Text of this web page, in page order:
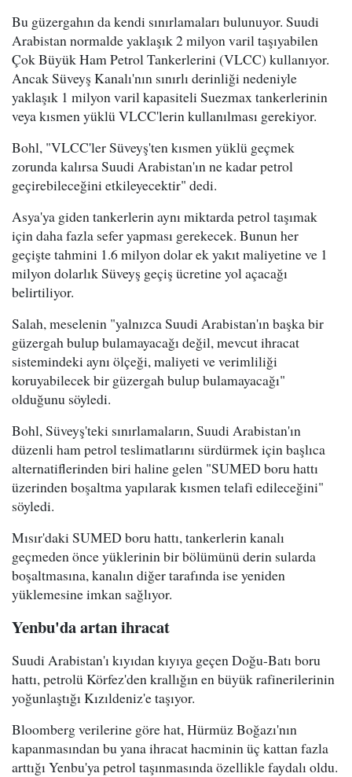
Bu güzergahın da kendi sınırlamaları bulunuyor. Suudi
Arabistan normalde yaklaşık 2 milyon varil taşıyabilen
Çok Büyük Ham Petrol Tankerlerini (VLCC) kullanıyor.
Ancak Süveyş Kanalı'nın sınırlı derinliği nedeniyle
yaklaşık 1 milyon varil kapasiteli Suezmax tankerlerinin
veya kısmen yüklü VLCC'lerin kullanılması gerekiyor.
Bohl, "VLCC'ler Süveyş'ten kısmen yüklü geçmek
zorunda kalırsa Suudi Arabistan'ın ne kadar petrol
geçirebileceğini etkileyecektir" dedi.
Asya'ya giden tankerlerin aynı miktarda petrol taşımak
için daha fazla sefer yapması gerekecek. Bunun her
geçişte tahmini 1.6 milyon dolar ek yakıt maliyetine ve 1
milyon dolarlık Süveyş geçiş ücretine yol açacağı
belirtiliyor.
Salah, meselenin "yalnızca Suudi Arabistan'ın başka bir
güzergah bulup bulamayacağı değil, mevcut ihracat
sistemindeki aynı ölçeği, maliyeti ve verimliliği
koruyabilecek bir güzergah bulup bulamayacağı"
olduğunu söyledi.
Bohl, Süveyş'teki sınırlamaların, Suudi Arabistan'ın
düzenli ham petrol teslimatlarını sürdürmek için başlıca
alternatiflerinden biri haline gelen "SUMED boru hattı
üzerinden boşaltma yapılarak kısmen telafi edileceğini"
söyledi.
Mısır'daki SUMED boru hattı, tankerlerin kanalı
geçmeden önce yüklerinin bir bölümünü derin sularda
boşaltmasına, kanalın diğer tarafında ise yeniden
yüklemesine imkan sağlıyor.
Yenbu'da artan ihracat
Suudi Arabistan'ı kıyıdan kıyıya geçen Doğu-Batı boru
hattı, petrolü Körfez'den krallığın en büyük rafinerilerinin
yoğunlaştığı Kızıldeniz'e taşıyor.
Bloomberg verilerine göre hat, Hürmüz Boğazı'nın
kapanmasından bu yana ihracat hacminin üç kattan fazla
arttığı Yenbu'ya petrol taşınmasında özellikle faydalı oldu.